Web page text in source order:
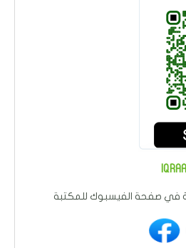
في صفحة الفيسبوك للمكتبة